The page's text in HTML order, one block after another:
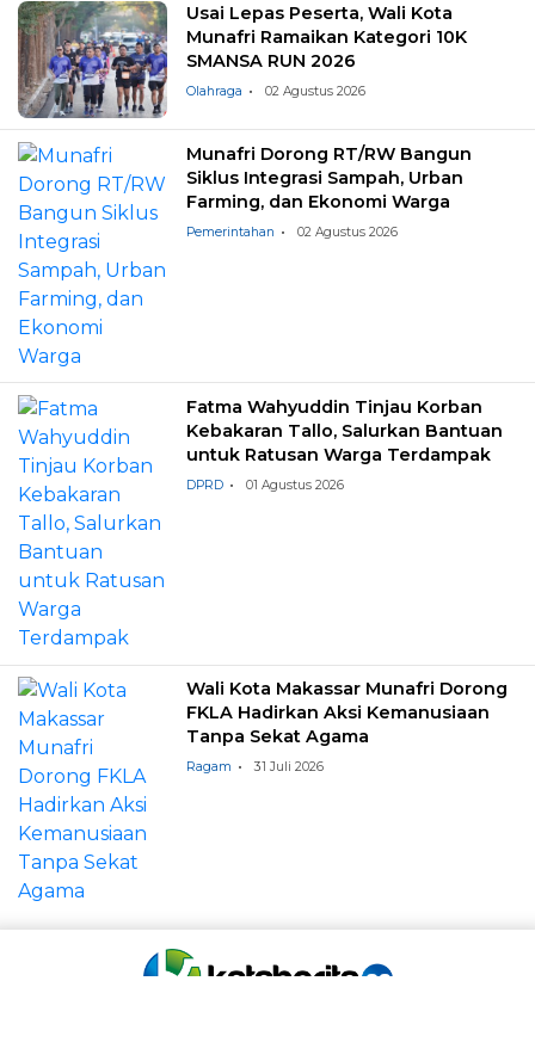
Usai Lepas Peserta, Wali Kota
Munafri Ramaikan Kategori 10K
SMANSA RUN 2026
Olahraga 02 Agustus 2026
Munafri Dorong RT/RW Bangun
Siklus Integrasi Sampah, Urban
Farming, dan Ekonomi Warga
Pemerintahan 02 Agustus 2026
Fatma Wahyuddin Tinjau Korban
Kebakaran Tallo, Salurkan Bantuan
untuk Ratusan Warga Terdampak
DPRD 01 Agustus 2026
Wali Kota Makassar Munafri Dorong
FKLA Hadirkan Aksi Kemanusiaan
Tanpa Sekat Agama
Ragam 31 Juli 2026